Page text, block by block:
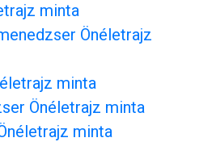
minta
Önéletrajz
minta
Önéletrajz minta
minta